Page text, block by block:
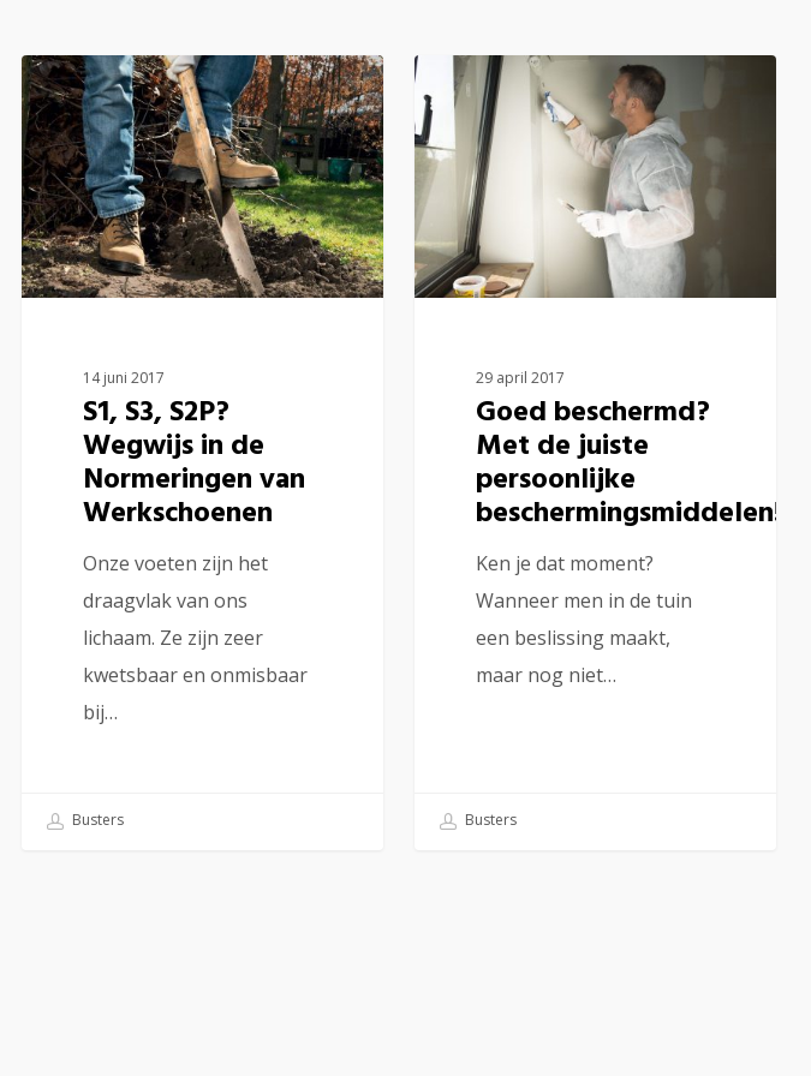
14 juni 2017
S1, S3, S2P?
Wegwijs in de
Normeringen van
Werkschoenen
Onze voeten zijn het
draagvlak van ons
lichaam. Ze zijn zeer
kwetsbaar en onmisbaar
bij…
Busters
29 april 2017
Goed beschermd?
Met de juiste
persoonlijke
beschermingsmiddelen!
Ken je dat moment?
Wanneer men in de tuin
een beslissing maakt,
maar nog niet…
Busters